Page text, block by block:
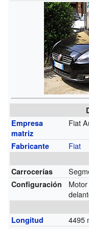
Empresa
matriz
Fiat
Fabricante Fiat
Carrocerías
Configuración
Longitud
4495